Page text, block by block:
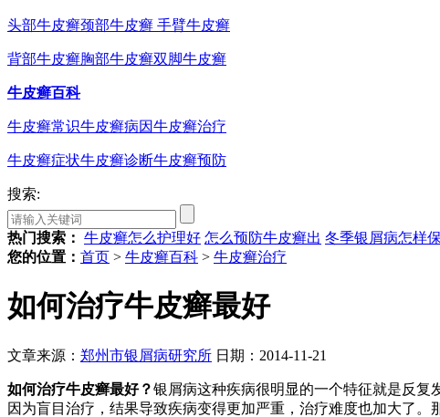
头部牛皮癣颈部牛皮癣 手臂牛皮癣
背部牛皮癣胸部牛皮癣双脚牛皮癣
牛皮癣百科
牛皮癣常识牛皮癣病因牛皮癣治疗
牛皮癣症状牛皮癣诊断牛皮癣预防
搜索:
热门搜索： 牛皮癣怎么护理好 怎么预防牛皮癣出 冬季银屑病怎样保
您的位置： 首页 > 牛皮癣百科 > 牛皮癣治疗
如何治疗牛皮癣最好
文章来源： 郑州市银屑病研究所 日期：2014-11-21
如何治疗牛皮癣最好？银屑病这种疾病很明显的一个特征就是反复
因为盲目治疗，结果导致疾病变得更加严重，治疗难度也加大了。